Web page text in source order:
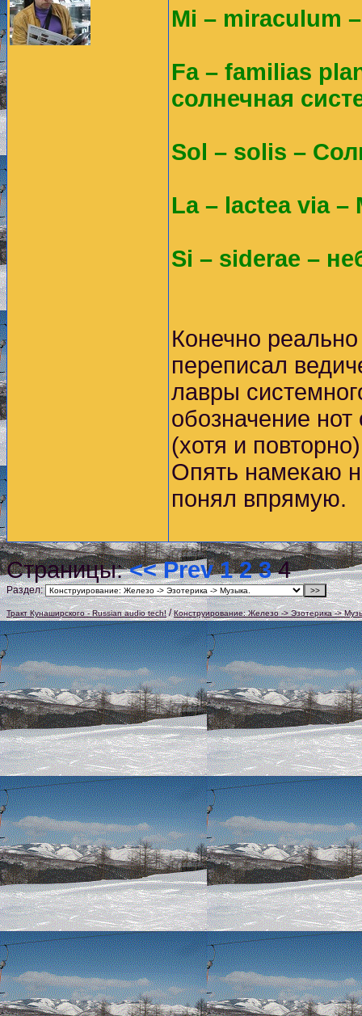
Mi – miraculum
Fa – familias
солнечная
Sol – solis –
La – lactea via
Si – siderae –
Конечно
переписал
лавры
обозначение
(хотя и
Опять намекаю
понял впрямую.
Страницы:<< Prev 1 2 3 4
Раздел:
Тракт Кунаширского - Russian audio tech!/Конструирование: Железо -> Эзотерика ->